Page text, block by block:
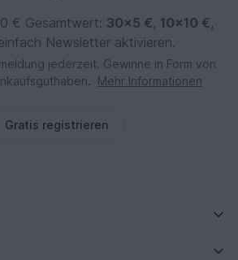
€ Gesamtwert: 30×5 €, 10×10 €,
Newsletter aktivieren.
jederzeit. Gewinne in Form von
Mehr Informationen
Gratis registrieren